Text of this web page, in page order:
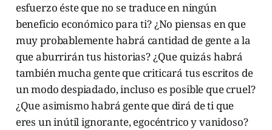
esfuerzo éste que no se traduce en ningún
beneficio económico para ti? ¿No piensas en que
muy probablemente habrá cantidad de gente a la
que aburrirán tus historias? ¿Que quizás habrá
también mucha gente que criticará tus escritos de
un modo despiadado, incluso es posible que cruel?
¿Que asimismo habrá gente que dirá de ti que
eres un inútil ignorante, egocéntrico y vanidoso?